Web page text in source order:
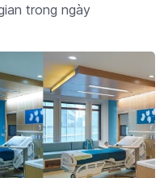
trong ngày